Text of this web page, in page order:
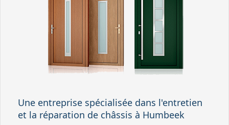
Une entreprise spécialisée dans l'entretien
et la réparation de châssis à Humbeek